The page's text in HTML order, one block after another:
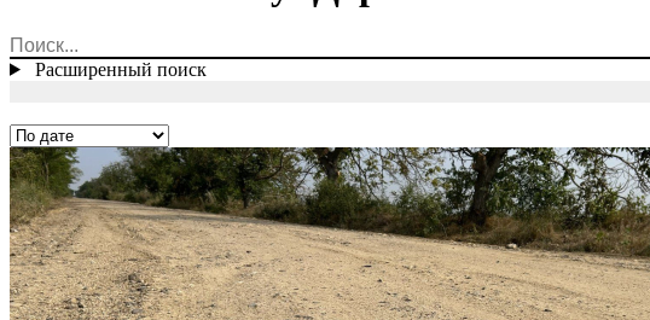
Расширенный поиск